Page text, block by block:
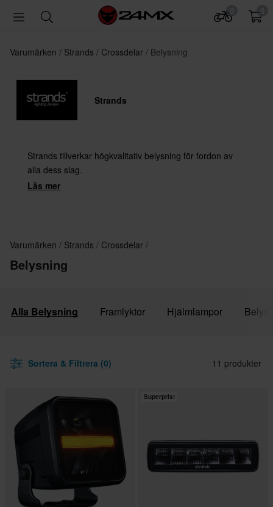
Varumärken Strands Crossdelar Belysning
Strands
Strands tillverkar högkvalitativ belysning för fordon av
alla dess slag.
Läs mer
Varumärken Strands Crossdelar
Belysning
Alla Belysning Framlyktor Hjälmlampor
Sortera & Filtrera (0) 11 produkter
Superpris!